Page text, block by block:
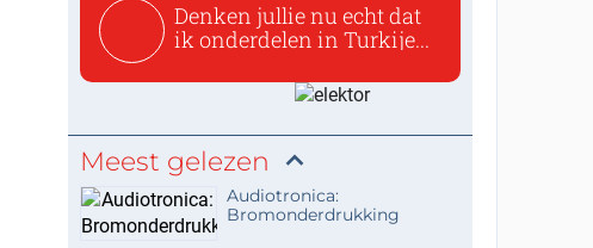
Denken jullie nu echt dat
ik onderdelen in Turkije...
Meest gelezen
Audiotronica:
Bromonderdrukking